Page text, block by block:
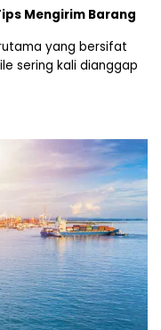
Mengirim Barang
yang bersifat
sering kali dianggap